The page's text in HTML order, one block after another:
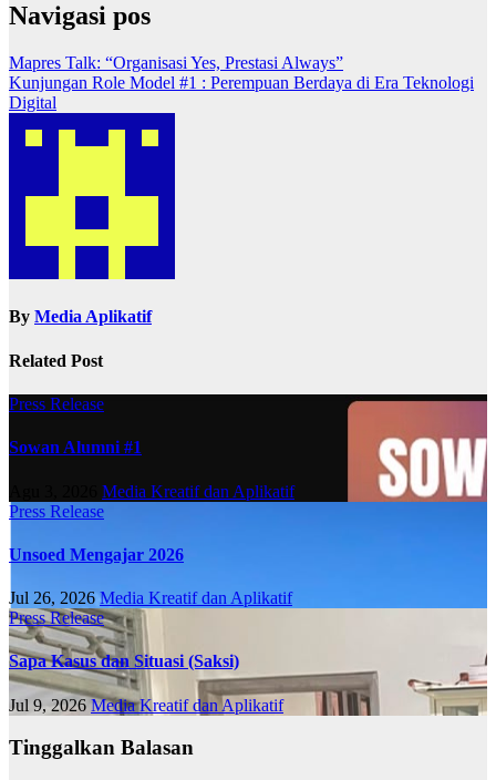
Navigasi pos
Mapres Talk: “Organisasi Yes, Prestasi Always”
Kunjungan Role Model #1 : Perempuan Berdaya di Era Teknologi
Digital
By Media Aplikatif
Related Post
Press Release
Sowan Alumni #1
Media Kreatif dan Aplikatif
Press Release
Unsoed Mengajar 2026
Jul 26, 2026Media Kreatif dan Aplikatif
Press Release
Sapa Kasus dan Situasi (Saksi)
Jul 9, 2026 Media Kreatif dan Aplikatif
Tinggalkan Balasan